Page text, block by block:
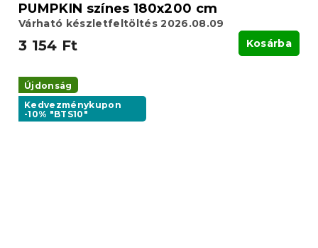
PUMPKIN színes 180x200 cm
Várható készletfeltöltés 2026.08.09
3 154 Ft Kosárba
Újdonság
Kedvezménykupon
-10% "BTS10"